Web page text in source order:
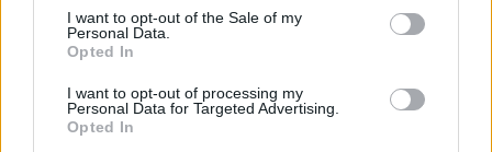
consent section.
I want to opt-out of the Sale of my
Personal Data.
Opted In
I want to opt-out of processing my
Personal Data for Targeted Advertising.
Opted In